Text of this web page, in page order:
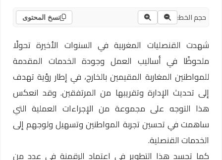
حجم الخط: نسخ المحتوى
شهدت القنصليات المغربية في السنوات الأخيرة تحولًا
ملحوظًا في أساليب العمل وجودة الخدمات المقدمة
للمواطنين المغاربة المقيمين بالخارج، في إطار رؤية تهدف
إلى تحديث الإدارة وتقريبها من المرتفقين. وقد انعكس
هذا التوجه على مجموعة من الإجراءات العملية التي
ساهمت في تحسين تجربة المواطنين وتسهيل ولوجهم إلى
الخدمات القنصلية.
كما تجسد هذا التطوير في اعتماد الرقمنة في عدد من